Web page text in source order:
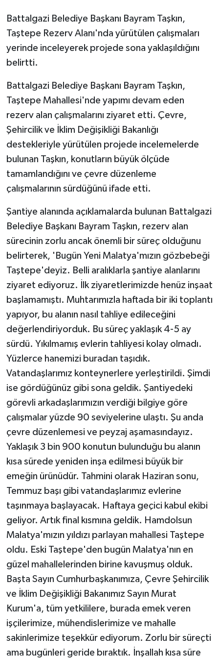
Battalgazi Belediye Başkanı Bayram Taşkın,
Taştepe Rezerv Alanı'nda yürütülen çalışmaları
yerinde inceleyerek projede sona yaklaşıldığını
belirtti.
Battalgazi Belediye Başkanı Bayram Taşkın,
Taştepe Mahallesi'nde yapımı devam eden
rezerv alan çalışmalarını ziyaret etti. Çevre,
Şehircilik ve İklim Değişikliği Bakanlığı
destekleriyle yürütülen projede incelemelerde
bulunan Taşkın, konutların büyük ölçüde
tamamlandığını ve çevre düzenleme
çalışmalarının sürdüğünü ifade etti.
Şantiye alanında açıklamalarda bulunan Battalgazi
Belediye Başkanı Bayram Taşkın, rezerv alan
sürecinin zorlu ancak önemli bir süreç olduğunu
belirterek, 'Bugün Yeni Malatya'mızın gözbebeği
Taştepe'deyiz. Belli aralıklarla şantiye alanlarını
ziyaret ediyoruz. İlk ziyaretlerimizde henüz inşaat
başlamamıştı. Muhtarımızla haftada bir iki toplantı
yapıyor, bu alanın nasıl tahliye edileceğini
değerlendiriyorduk. Bu süreç yaklaşık 4-5 ay
sürdü. Yıkılmamış evlerin tahliyesi kolay olmadı.
Yüzlerce hanemizi buradan taşıdık.
Vatandaşlarımız konteynerlere yerleştirildi. Şimdi
ise gördüğünüz gibi sona geldik. Şantiyedeki
görevli arkadaşlarımızın verdiği bilgiye göre
çalışmalar yüzde 90 seviyelerine ulaştı. Şu anda
çevre düzenlemesi ve peyzaj aşamasındayız.
Yaklaşık 3 bin 900 konutun bulunduğu bu alanın
kısa sürede yeniden inşa edilmesi büyük bir
emeğin ürünüdür. Tahmini olarak Haziran sonu,
Temmuz başı gibi vatandaşlarımız evlerine
taşınmaya başlayacak. Haftaya geçici kabul ekibi
geliyor. Artık final kısmına geldik. Hamdolsun
Malatya'mızın yıldızı parlayan mahallesi Taştepe
oldu. Eski Taştepe'den bugün Malatya'nın en
güzel mahallelerinden birine kavuşmuş olduk.
Başta Sayın Cumhurbaşkanımıza, Çevre Şehircilik
ve İklim Değişikliği Bakanımız Sayın Murat
Kurum'a, tüm yetkililere, burada emek veren
işçilerimize, mühendislerimize ve mahalle
sakinlerimize teşekkür ediyorum. Zorlu bir süreçti
ama bugünleri geride bıraktık. İnşallah kısa süre
GENEL
GÜNDEM
Güvenlik
İNSAN
İş Dünyası
Jandarma
Kadın
KÜLTÜR SANAT
MAGAZİN
Otomobil
Sağlık
SİYASET
SPOR HABERLERİ
TEKNOLOJİ
Turizm
ÜLKE GÜNDEMİ
YAŞAM
YEREL
Yerel Haberler